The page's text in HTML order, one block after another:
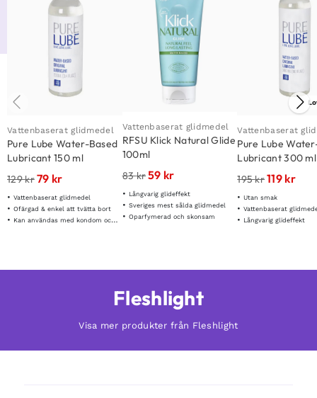
Vattenbaserat glidmedel
Pure Lube Water-Based
Lubricant 150 ml
129kr79 kr
Vattenbaserat glidmedel
Ofärgad & enkel att tvätta bort
Kan användas med kondom och sexleksaker
Vattenbaserat glidmedel
RFSU Klick Natural Glide
100ml
83kr59 kr
Långvarig glideffekt
Sveriges mest sålda glidmedel
Oparfymerad och skonsam
Vattenbaserat
Pure Lube
Lubricant 300 ml
195kr119 kr
Utan smak
Vattenbaserat
Långvarig glideffekt
Fleshlight
Visa mer produkter från Fleshlight